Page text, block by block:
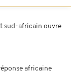
sud-africain ouvre
africaine